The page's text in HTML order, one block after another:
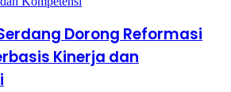
Dorong Reformasi
Kinerja dan